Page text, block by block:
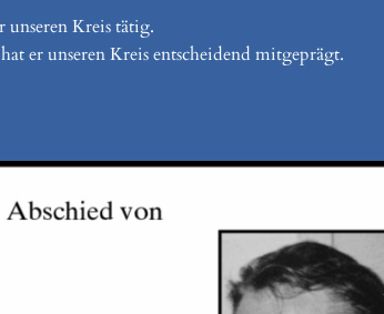
Kreis tätig.
er unseren Kreis entscheidend mitgeprägt.